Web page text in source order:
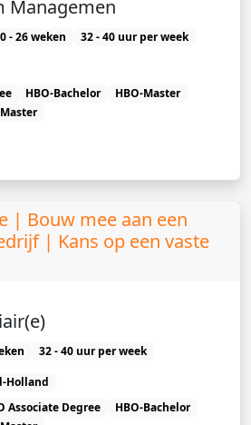
Managemen
- 26 weken
32 - 40 uur per week
HBO-Bachelor
HBO-Master
| Bouw mee aan een
| Kans op een vaste
32 - 40 uur per week
Holland
Associate Degree
HBO-Bachelor